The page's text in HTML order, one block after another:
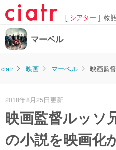
[ シアター ] 物
マーベル
ciatr 映画 マーベル 映画監
2018年8月25日更新
映画監督ルッソ
の小説を映画化